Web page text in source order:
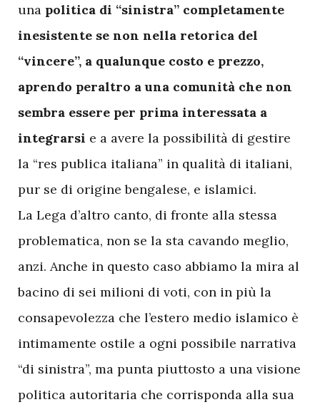
una politica di “sinistra” completamente
inesistente se non nella retorica del
“vincere”, a qualunque costo e prezzo,
aprendo peraltro a una comunità che non
sembra essere per prima interessata a
integrarsi e a avere la possibilità di gestire
la “res publica italiana” in qualità di italiani,
pur se di origine bengalese, e islamici.
La Lega d’altro canto, di fronte alla stessa
problematica, non se la sta cavando meglio,
anzi. Anche in questo caso abbiamo la mira al
bacino di sei milioni di voti, con in più la
consapevolezza che l’estero medio islamico è
intimamente ostile a ogni possibile narrativa
“di sinistra”, ma punta piuttosto a una visione
politica autoritaria che corrisponda alla sua